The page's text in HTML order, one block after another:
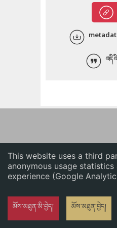
This website uses a third
anonymous usage statistics
experience (Google
མོས་མཐུན་མི་བྱེད། མོས་མཐུན་བྱེད།
ភាសា